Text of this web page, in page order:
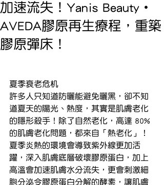
加速流失！Yanis Beauty・
AVEDA膠原再生療程，重築
膠原彈床！
夏季衰老危机
許多人只知道防曬能避免曬黑，卻不知
道夏天的陽光、熱度，其實是肌膚老化
的隱形殺手！除了自然老化，高達 80%
的肌膚老化問題，都來自「熱老化」！
夏季炎熱的環境會導致紫外線更加活
躍，深入肌膚底層破壞膠原蛋白，加上
高溫會加速肌膚水分流失，更會刺激細
胞分泌令膠原蛋白分解的酵素，讓肌膚